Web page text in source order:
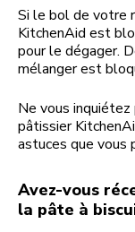
Si le bol de votre
KitchenAid est
pour le dégager.
mélanger est
Ne vous
pâtissier
astuces que vous
Avez-vous
la pâte à